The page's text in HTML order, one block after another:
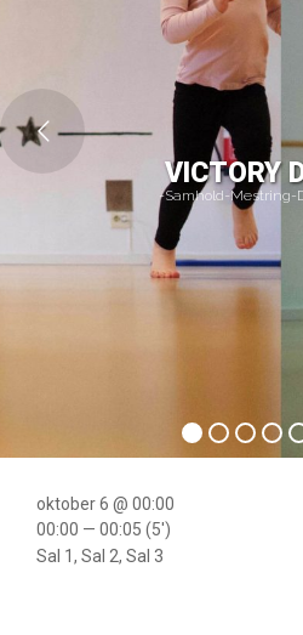
VICTORY
-Samhold-Mestring-
oktober 6 @ 00:00
00:00 — 00:05 (5′)
Sal 1, Sal 2, Sal 3